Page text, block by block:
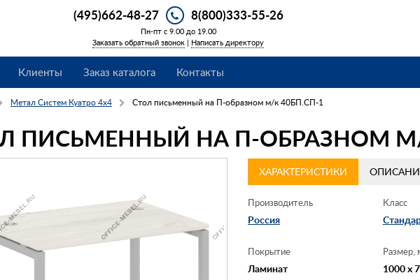
(495)662-48-27 8(800)333-55-26
Пн-пт с 9.00 до 19.00
Заказать обратный звонок | Написать директору
Клиенты Заказ каталога Контакты
Метал Систем Куатро 4х4 Стол письменный на П-образном м/к 40БП.СП-1
ПИСЬМЕННЫЙ НА П-ОБРАЗНОМ
ХАРАКТЕРИСТИКИ
Производитель
Россия
Класс
Покрытие
Ламинат
Размер,
1000 x